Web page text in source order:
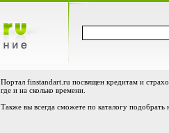
Портал finstandart.ru посвящен кредитам и
где и на сколько времени.
Также вы всегда сможете по каталогу